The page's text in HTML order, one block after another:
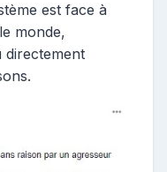
est face à
monde,
directement